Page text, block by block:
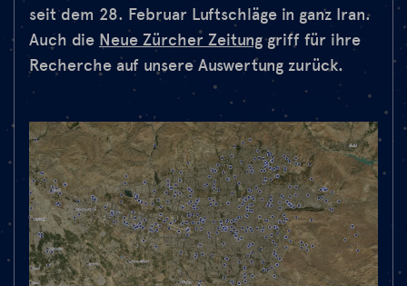
seit dem 28. Februar Luftschläge in ganz Iran.
Auch die Neue Zürcher Zeitunggriff für ihre
Recherche auf unsere Auswertung zurück.